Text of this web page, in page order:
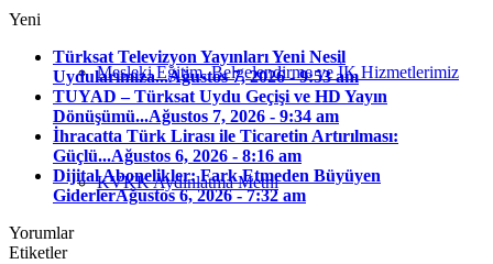
Mesleki Eğitim, Belgelendirme ve İK Hizmetlerimiz
KVKK Aydınlatma Metni
Yeni
Türksat Televizyon Yayınları Yeni Nesil
Uydularımıza...Ağustos 7, 2026 - 9:53 am
TUYAD – Türksat Uydu Geçişi ve HD Yayın
Dönüşümü...Ağustos 7, 2026 - 9:34 am
İhracatta Türk Lirası ile Ticaretin Artırılması:
Güçlü...Ağustos 6, 2026 - 8:16 am
Dijital Abonelikler: Fark Etmeden Büyüyen
GiderlerAğustos 6, 2026 - 7:32 am
Yorumlar
Etiketler